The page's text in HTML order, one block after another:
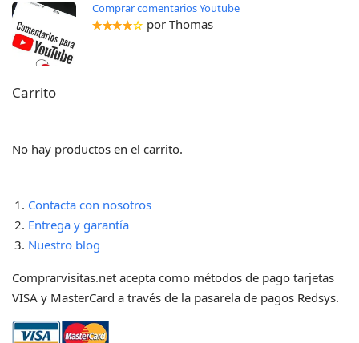
Comprar comentarios Youtube
por Thomas
Carrito
No hay productos en el carrito.
Contacta con nosotros
Entrega y garantía
Nuestro blog
Comprarvisitas.net acepta como métodos de pagotarjetas
VISA y MasterCard a través de la pasarela de pagos Redsys.